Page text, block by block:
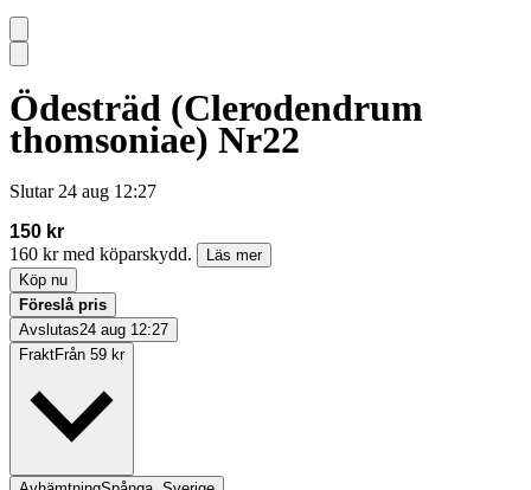
Ödesträd (Clerodendrum
thomsoniae) Nr22
Slutar 24 aug 12:27
150 kr
160 kr med köparskydd.
Läs mer
Köp nu
Föreslå pris
Avslutas24 aug 12:27
FraktFrån 59 kr